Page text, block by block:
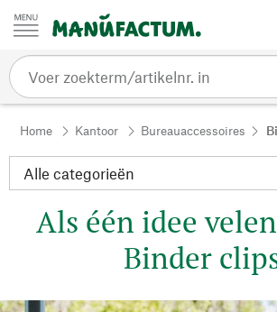
Passer au contenu
Home Kantoor Bureauaccessoires
Als één idee
Binder